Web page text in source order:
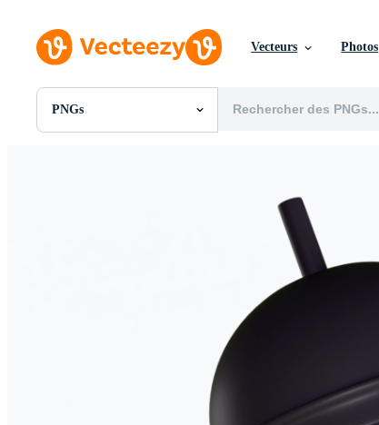
Vecteurs Photos
PNGs
Toutes Images